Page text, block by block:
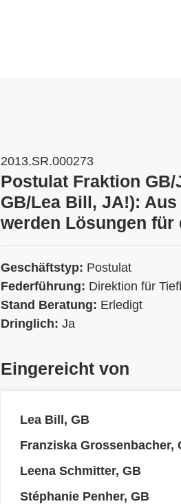
2013.SR.000273
Postulat Fraktion
GB/Lea Bill, JA!):
werden Lösungen für
Geschäftstyp: Postulat
Federführung: Direktion für
Stand Beratung: Erledigt
Dringlich: Ja
Eingereicht von
Lea Bill, GB
Franziska Grossenbacher,
Leena Schmitter, GB
Stéphanie Penher, GB